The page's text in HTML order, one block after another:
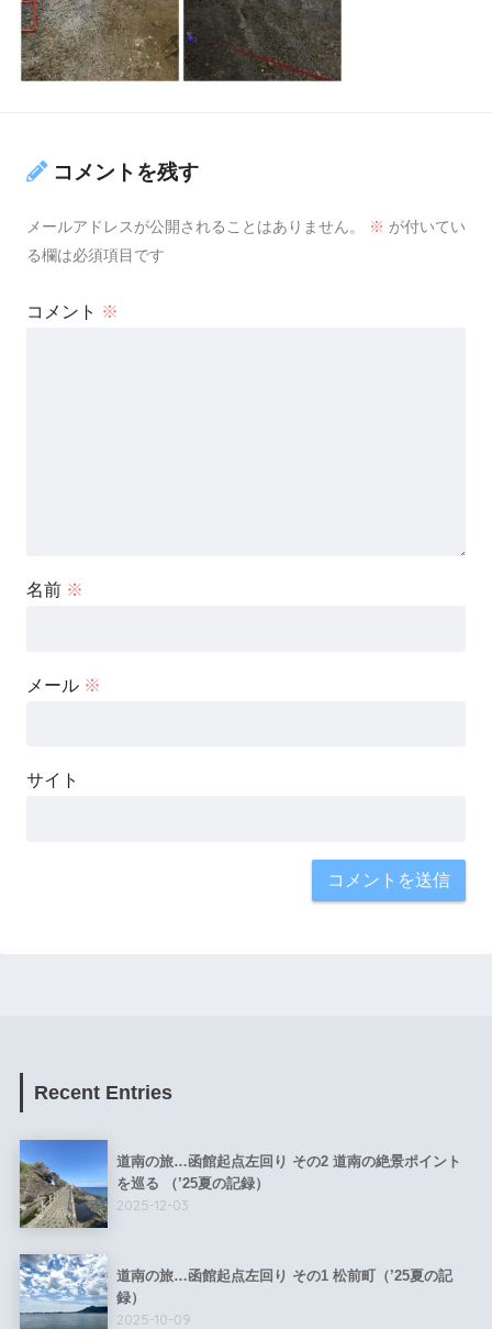
コメントを残す
メールアドレスが公開されることはありません。 ※ が付いてい
る欄は必須項目です
コメント ※
名前 ※
メール ※
サイト
Recent Entries
道南の旅…函館起点左回り その2 道南の絶景ポイント
を巡る （’25夏の記録）
2025-12-03
道南の旅…函館起点左回り その1 松前町（’25夏の記
録）
2025-10-09